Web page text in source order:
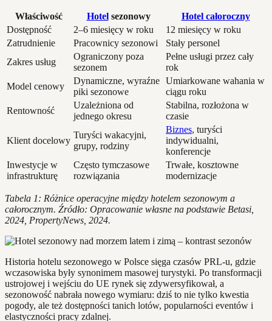
Właściwość Hotelsezonowy
Hotel całoroczny
Dostępność
2–6 miesięcy w roku
12 miesięcy w roku
Zatrudnienie
Pracownicy sezonowi
Stały personel
Zakres usług
Ograniczony poza
sezonem
Pełne usługi przez cały
rok
Model cenowy
Dynamiczne, wyraźne
piki sezonowe
Umiarkowane wahania w
ciągu roku
Rentowność
Uzależniona od
jednego okresu
Stabilna, rozłożona w
czasie
Klient docelowy
Turyści wakacyjni,
grupy, rodziny
Biznes, turyści
indywidualni,
konferencje
Inwestycje w
infrastrukturę
Często tymczasowe
rozwiązania
Trwałe, kosztowne
modernizacje
Tabela 1: Różnice operacyjne między hotelem sezonowym a
całorocznym. Źródło: Opracowanie własne na podstawie Betasi,
2024, PropertyNews, 2024.
Historia hotelu sezonowego w Polsce sięga czasów PRL-u, gdzie
wczasowiska były synonimem masowej turystyki. Po transformacji
ustrojowej i wejściu do UE rynek się zdywersyfikował, a
sezonowość nabrała nowego wymiaru: dziś to nie tylko kwestia
pogody, ale też dostępności tanich lotów, popularności eventów i
elastyczności pracy zdalnej.